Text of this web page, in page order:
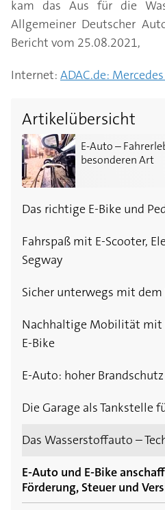
kam das Aus für die
Allgemeiner Deutscher
Bericht vom 25.08.2021,
Internet: ADAC.de:
Artikelübersicht
E-Auto –
besonderen Art
E-Auto – Fahrerlebnis der
Das richtige E-Bike und
Fahrspaß mit E-Scooter,
Segway
Sicher unterwegs mit dem
Nachhaltige Mobilität mit
E-Bike
E-Auto: hoher
Die Garage als Tankstelle
Das Wasserstoffauto –
E-Auto und E-Bike
Förderung, Steuer und